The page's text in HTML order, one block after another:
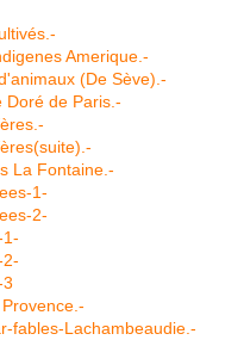
Amerique.-
(De Sève).-
Doré de Paris.-
La Fontaine.-
1-
2-
fables-Lachambeaudie.-